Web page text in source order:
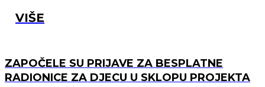
VIŠE
ZAPOČELE SU PRIJAVE ZA BESPLATNE
RADIONICE ZA DJECU U SKLOPU PROJEKTA